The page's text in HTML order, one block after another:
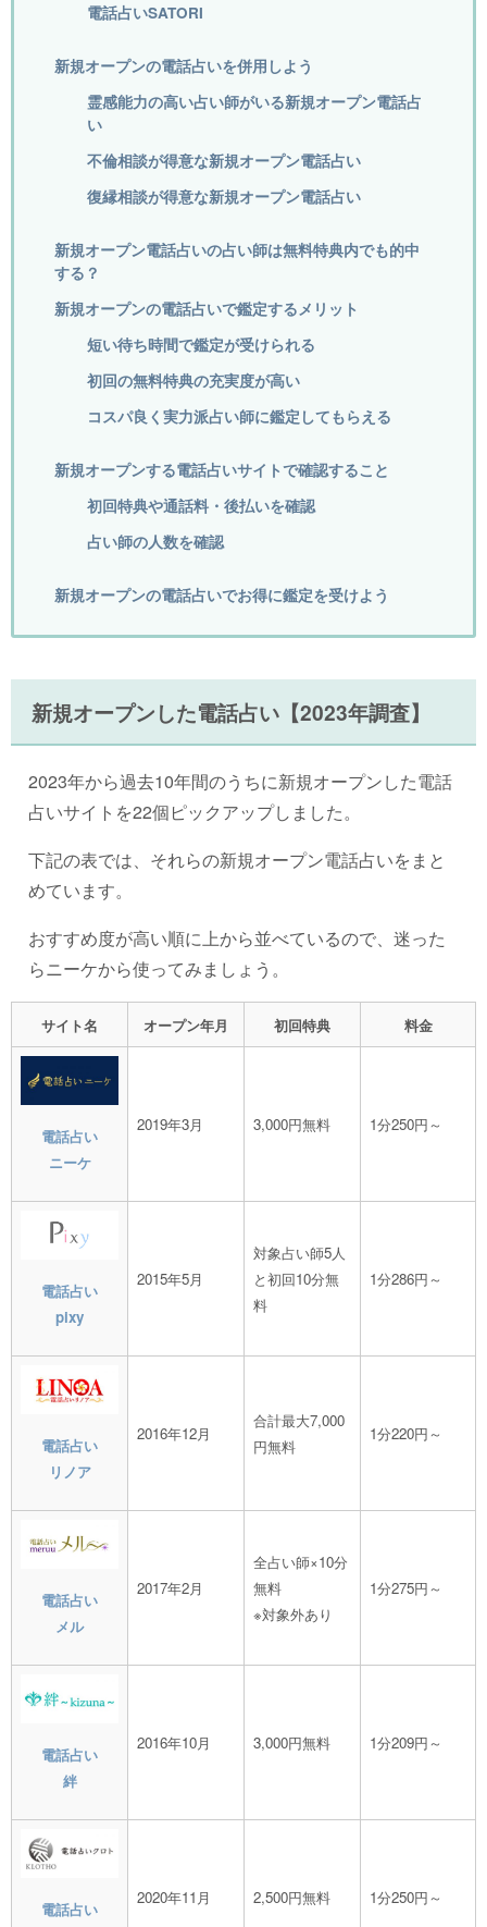
電話占いSATORI
新規オープンの電話占いを併用しよう
霊感能力の高い占い師がいる新規オープン電話占
い
不倫相談が得意な新規オープン電話占い
復縁相談が得意な新規オープン電話占い
新規オープン電話占いの占い師は無料特典内でも的中
する？
新規オープンの電話占いで鑑定するメリット
短い待ち時間で鑑定が受けられる
初回の無料特典の充実度が高い
コスパ良く実力派占い師に鑑定してもらえる
新規オープンする電話占いサイトで確認すること
初回特典や通話料・後払いを確認
占い師の人数を確認
新規オープンの電話占いでお得に鑑定を受けよう
新規オープンした電話占い【2023年調査】
2023年から過去10年間のうちに新規オープンした電話
占いサイトを22個ピックアップしました。
下記の表では、それらの新規オープン電話占いをまと
めています。
おすすめ度が高い順に上から並べているので、迷った
らニーケから使ってみましょう。
サイト名 オープン年月 初回特典 料金
電話占い
ニーケ
2019年3月 3,000円無料 1分250円～
電話占い
pixy
2015年5月
対象占い師5人
と初回10分無
料
1分286円～
電話占い
リノア
2016年12月
合計最大7,000
円無料
1分220円～
電話占い
メル
2017年2月
全占い師×10分
無料
※対象外あり
1分275円～
電話占い
絆
2016年10月 3,000円無料 1分209円～
電話占い
2020年11月 2,500円無料 1分250円～